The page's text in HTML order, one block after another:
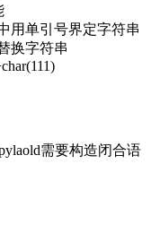
用单引号界定字符串
换字符串
需要构造闭合语